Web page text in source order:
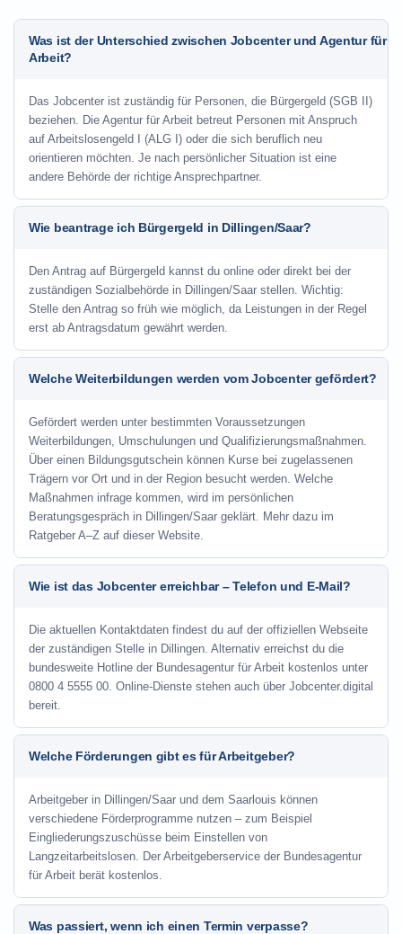
Was ist der Unterschied zwischen Jobcenter und Agentur für
Arbeit?
Das Jobcenter ist zuständig für Personen, die Bürgergeld (SGB II)
beziehen. Die Agentur für Arbeit betreut Personen mit Anspruch
auf Arbeitslosengeld I (ALG I) oder die sich beruflich neu
orientieren möchten. Je nach persönlicher Situation ist eine
andere Behörde der richtige Ansprechpartner.
Wie beantrage ich Bürgergeld in Dillingen/Saar?
Den Antrag auf Bürgergeld kannst du online oder direkt bei der
zuständigen Sozialbehörde in Dillingen/Saar stellen. Wichtig:
Stelle den Antrag so früh wie möglich, da Leistungen in der Regel
erst ab Antragsdatum gewährt werden.
Welche Weiterbildungen werden vom Jobcenter gefördert?
Gefördert werden unter bestimmten Voraussetzungen
Weiterbildungen, Umschulungen und Qualifizierungsmaßnahmen.
Über einen Bildungsgutschein können Kurse bei zugelassenen
Trägern vor Ort und in der Region besucht werden. Welche
Maßnahmen infrage kommen, wird im persönlichen
Beratungsgespräch in Dillingen/Saar geklärt. Mehr dazu im
Ratgeber A–Z auf dieser Website.
Wie ist das Jobcenter erreichbar – Telefon und E-Mail?
Die aktuellen Kontaktdaten findest du auf der offiziellen Webseite
der zuständigen Stelle in Dillingen. Alternativ erreichst du die
bundesweite Hotline der Bundesagentur für Arbeit kostenlos unter
0800 4 5555 00. Online-Dienste stehen auch über Jobcenter.digital
bereit.
Welche Förderungen gibt es für Arbeitgeber?
Arbeitgeber in Dillingen/Saar und dem Saarlouis können
verschiedene Förderprogramme nutzen – zum Beispiel
Eingliederungszuschüsse beim Einstellen von
Langzeitarbeitslosen. Der Arbeitgeberservice der Bundesagentur
für Arbeit berät kostenlos.
Was passiert, wenn ich einen Termin verpasse?